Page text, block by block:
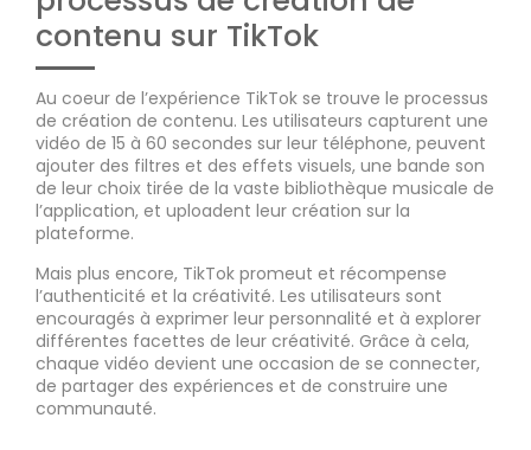
contenu sur TikTok
Au coeur de l’expérience TikTok se trouve le processus
de création de contenu. Les utilisateurs capturent une
vidéo de 15 à 60 secondes sur leur téléphone, peuvent
ajouter des filtres et des effets visuels, une bande son
de leur choix tirée de la vaste bibliothèque musicale de
l’application, et uploadent leur création sur la
plateforme.
Mais plus encore, TikTok promeut et récompense
l’authenticité et la créativité. Les utilisateurs sont
encouragés à exprimer leur personnalité et à explorer
différentes facettes de leur créativité. Grâce à cela,
chaque vidéo devient une occasion de se connecter,
de partager des expériences et de construire une
communauté.